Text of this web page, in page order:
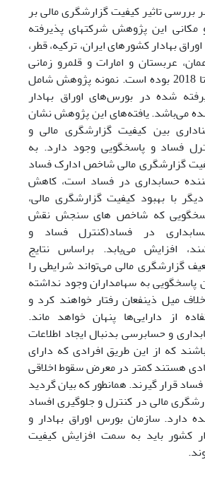
تاثیر کیفیت گزارشگری مالی بر
این پژوهش شرکتهای پذیرفته
بهادار کشورهای ایران، ترکیه، قطر،
عربستان و امارات و قلمرو زمانی
سالهای بین 2011 تا 2018 بوده است. نمونه پژوهش شامل
های اوراق بهادار
می‌باشد. یافته‌های این پژوهش نشان
بین کیفیت گزارشگری مالی و
فساد و پاسخگویی وجود دارد. به
گزارشگری مالی شاخص ادارک فساد
حسابداری در فساد است، کاهش
با بهبود کیفیت گزارشگری مالی،
که شاخص های سنجش نقش
در فساد(کنترل فساد و
افزایش مییابد. براساس نتایج
گزارشگری مالی می‌تواند شرایطی را
پاسخگویی به سهامداران وجود نداشته
میل ذینفعان رفتار خواهند کرد و
از دارایی‌ها پنهان خواهد ماند.
و حسابرسی بدنبال ایجاد اطلاعات
که از این طریق افرادی که دارای
هستند کمتر در معرض سقوط اخلاقی
قرار گیرند. همانطور که بیان گردید
مالی در کنترل و جلوگیری افساد
دارد. سازمان بورس اوراق بهادار و
کشور باید به سمت افزایش کیفیت